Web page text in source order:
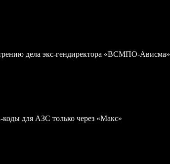
дела экс-гендиректора «ВСМПО-Ависма»
коды для АЗС только через «Макс»